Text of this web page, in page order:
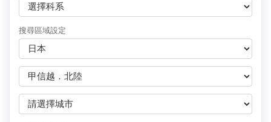
搜尋區域設定